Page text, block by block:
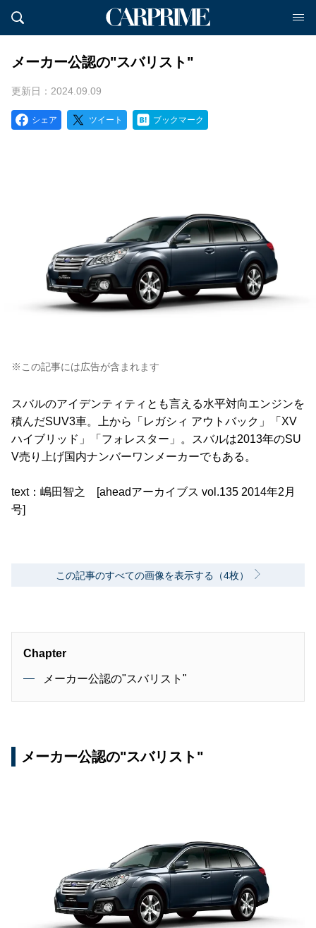
メーカー公認の"スバリスト"
更新日：2024.09.09
シェア ツイート ブックマーク
※この記事には広告が含まれます
スバルのアイデンティティとも言える水平対向エンジンを
積んだSUV3車。上から「レガシィ アウトバック」「XV
ハイブリッド」「フォレスター」。スバルは2013年のSU
V売り上げ国内ナンバーワンメーカーでもある。
text：嶋田智之 [aheadアーカイブス vol.135 2014年2月
号]
この記事のすべての画像を表示する（4枚）
Chapter
メーカー公認の"スバリスト"
メーカー公認の"スバリスト"